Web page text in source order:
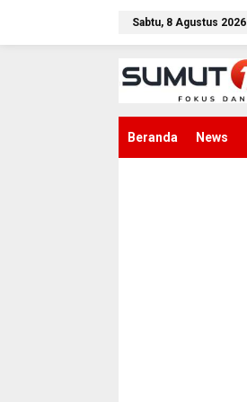
Sabtu, 8 Agustus 2026
Beranda News